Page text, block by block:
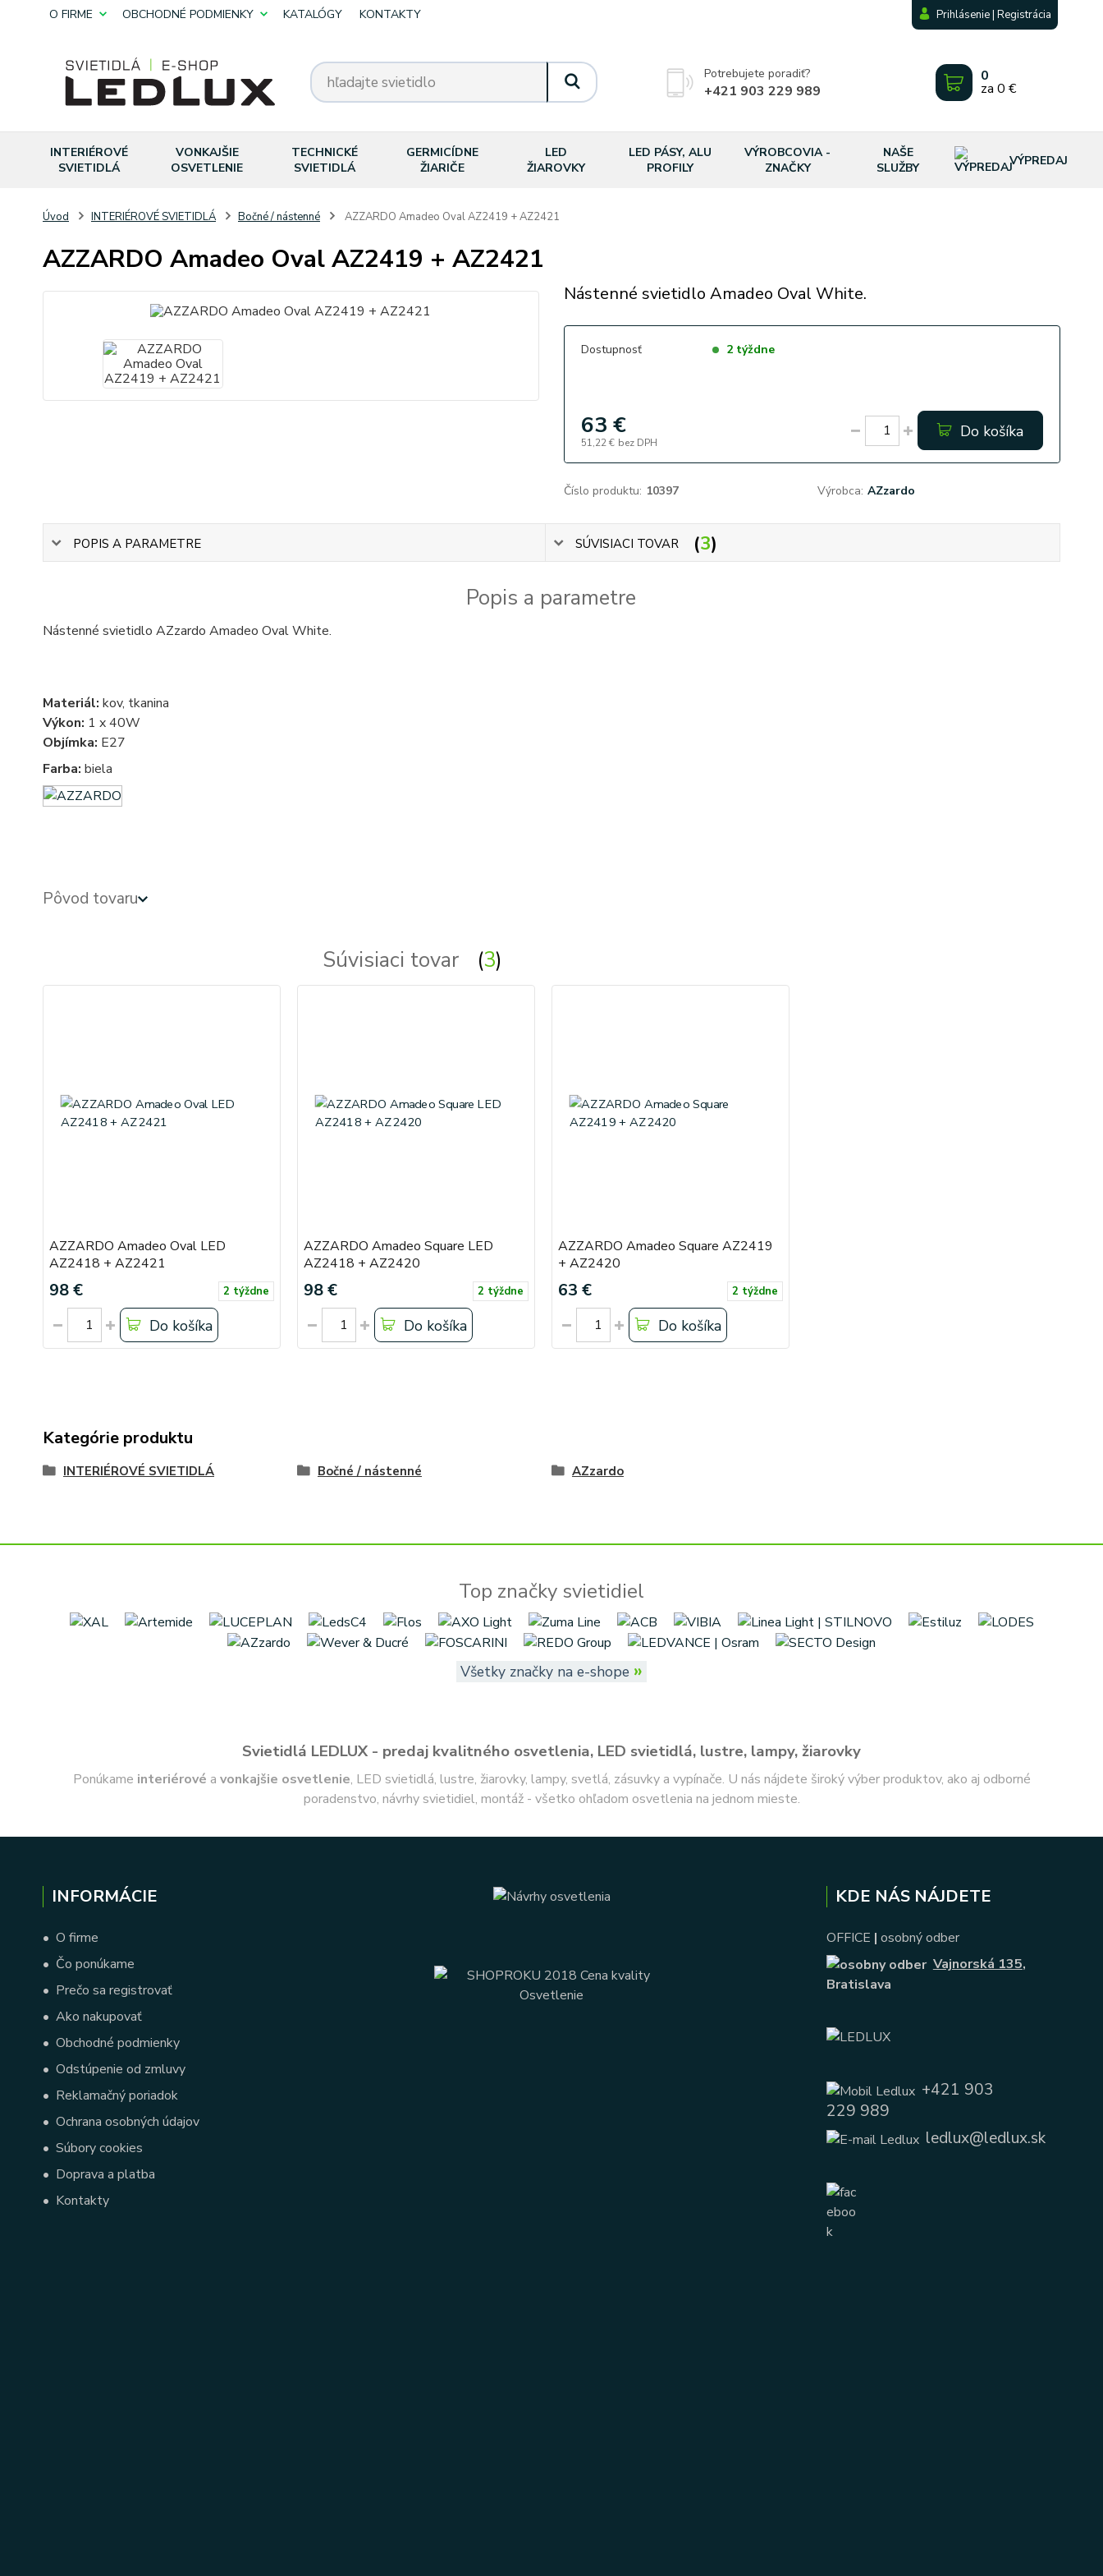
O FIRME OBCHODNÉ PODMIENKY KATALÓGY KONTAKTY Prihlásenie | Registrácia
Potrebujete poradiť?
+421 903 229 989
0
za 0 €
INTERIÉROVÉ
SVIETIDLÁ
VONKAJŠIE
OSVETLENIE
TECHNICKÉ
SVIETIDLÁ
GERMICÍDNE
ŽIARIČE
LED
ŽIAROVKY
LED PÁSY, ALU
PROFILY
VÝROBCOVIA -
ZNAČKY
NAŠE
SLUŽBY
VÝPREDAJ
Úvod INTERIÉROVÉ SVIETIDLÁ Bočné / nástenné AZZARDO Amadeo Oval AZ2419 + AZ2421
AZZARDO Amadeo Oval AZ2419 + AZ2421
Nástenné svietidlo Amadeo Oval White.
Dostupnosť 2 týždne
63 €
51,22 € bez DPH
Do košíka
Číslo produktu: 10397 Výrobca: AZzardo
POPIS A PARAMETRE SÚVISIACI TOVAR 3
Popis a parametre
Nástenné svietidlo AZzardo Amadeo Oval White.
Materiál: kov, tkanina
Výkon: 1 x 40W
Objímka: E27
Farba: biela
Pôvod tovaru
Súvisiaci tovar 3
AZZARDO Amadeo Oval LED
AZ2418 + AZ2421
98 € 2 týždne
Do košíka
AZZARDO Amadeo Square LED
AZ2418 + AZ2420
98 € 2 týždne
Do košíka
AZZARDO Amadeo Square AZ2419
+ AZ2420
63 € 2 týždne
Do košíka
Kategórie produktu
INTERIÉROVÉ SVIETIDLÁ Bočné / nástenné AZzardo
Top značky svietidiel
Všetky značky na e-shope »
Svietidlá LEDLUX - predaj kvalitného osvetlenia, LED svietidlá, lustre, lampy, žiarovky
Ponúkame interiérové a vonkajšie osvetlenie, LED svietidlá, lustre, žiarovky, lampy, svetlá, zásuvky a vypínače. U nás nájdete široký výber produktov, ako aj odborné
poradenstvo, návrhy svietidiel, montáž - všetko ohľadom osvetlenia na jednom mieste.
INFORMÁCIE
• O firme
• Čo ponúkame
• Prečo sa registrovať
• Ako nakupovať
• Obchodné podmienky
• Odstúpenie od zmluvy
• Reklamačný poriadok
• Ochrana osobných údajov
• Súbory cookies
• Doprava a platba
• Kontakty
KDE NÁS NÁJDETE
OFFICE | osobný odber
Vajnorská 135,
Bratislava
+421 903
229 989
ledlux@ledlux.sk